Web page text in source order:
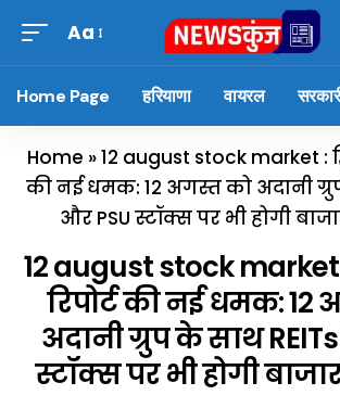
Aa
Home Page हरियाणा वायरल
Home »12 august stock market :
की नई धमक: 12 अगस्त को अदानी
और PSU स्टॉक्स पर भी होगी
12 august stock market
रिपोर्ट की नई धमक: 12
अदानी ग्रुप के साथ
स्टॉक्स पर भी होगी